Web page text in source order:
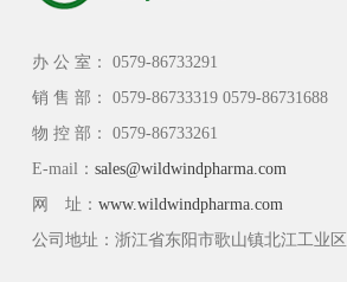
办 公 室： 0579-86733291
销 售 部： 0579-86733319 0579-86731688
物 控 部： 0579-86733261
E-mail： sales@wildwindpharma.com
网 址： www.wildwindpharma.com
公司地址：浙江省东阳市歌山镇北江工业区